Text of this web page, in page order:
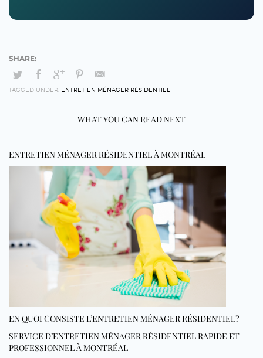
TAGGED UNDER: ENTRETIEN MÉNAGER RÉSIDENTIEL
WHAT YOU CAN READ NEXT
ENTRETIEN MÉNAGER RÉSIDENTIEL À MONTRÉAL
EN QUOI CONSISTE L’ENTRETIEN MÉNAGER RÉSIDENTIEL?
SERVICE D’ENTRETIEN MÉNAGER RÉSIDENTIEL RAPIDE ET
PROFESSIONNEL À MONTRÉAL